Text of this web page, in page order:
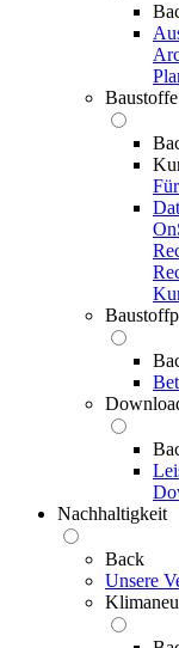
Nachhaltigkeit
Back
Unsere